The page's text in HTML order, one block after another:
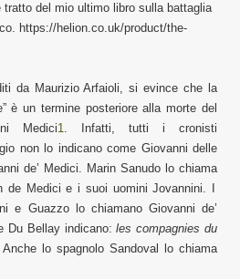
del mio ultimo libro sulla battaglia
https://helion.co.uk/product/the-
da Maurizio Arfaioli, si evince che la
è un termine posteriore alla morte del
Medici1. Infatti, tutti i cronisti
non lo indicano come Giovanni de lle
de’ Medici. Marin Sanudo lo chiama
de Medicie i suoi uomini Jovannini.
e Guazzo lo chiamano Giovanni de’
Du Bellay indicano:les compagnies du
Anche lo spagnolo Sandoval lo chiama